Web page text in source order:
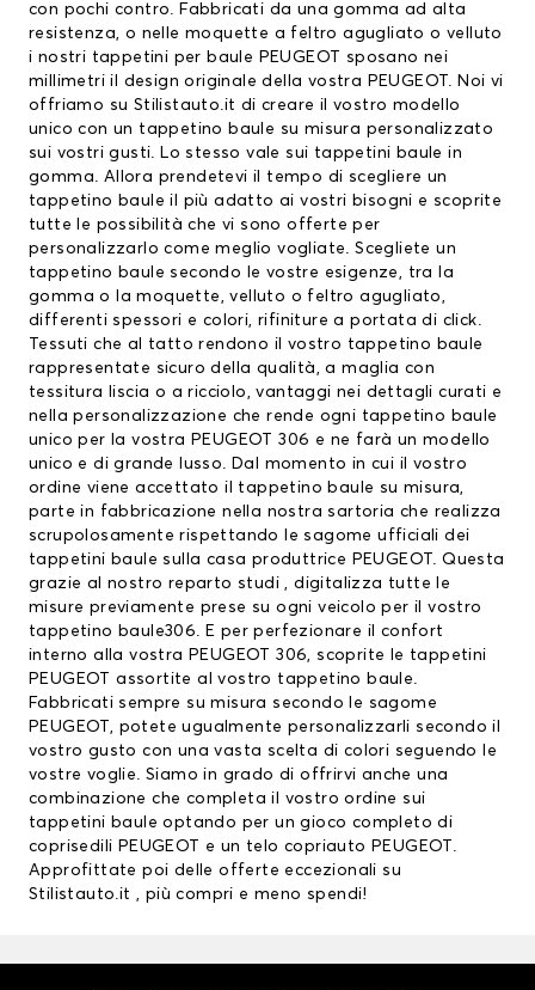
con pochi contro. Fabbricati da una gomma ad alta
resistenza, o nelle moquette a feltro agugliato o velluto
i nostri tappetini per baule PEUGEOT
sposano nei
millimetri il design originale della vostra PEUGEOT. Noi vi
offriamo su Stilistauto.it di creare il vostro modello
unico con un tappetino baule su misura personalizzato
sui vostri gusti. Lo stesso vale sui tappetini baule in
gomma. Allora prendetevi il tempo di scegliere un
tappetino baule il più adatto ai vostri bisogni e scoprite
tutte le possibilità che vi sono offerte per
personalizzarlo come meglio vogliate. Scegliete un
tappetino baule secondo le vostre esigenze, tra la
gomma o la moquette, velluto o feltro agugliato,
differenti spessori e colori, rifiniture a portata di click.
Tessuti che al tatto rendono il vostro tappetino baule
rappresentate sicuro della qualità, a maglia con
tessitura liscia o a ricciolo, vantaggi nei dettagli curati e
nella personalizzazione che rende ogni tappetino baule
unico per la vostra PEUGEOT 306 e ne farà un modello
unico e di grande lusso. Dal momento in cui il vostro
ordine viene accettato il tappetino baule su misura,
parte in fabbricazione nella nostra sartoria che realizza
scrupolosamente rispettando le sagome ufficiali dei
tappetini baule sulla casa produttrice PEUGEOT. Questa
grazie al nostro reparto studi , digitalizza tutte le
misure previamente prese su ogni veicolo per il vostro
tappetino baule306. E per perfezionare il confort
interno alla vostra PEUGEOT 306, scoprite le tappetini
PEUGEOTassortite al vostro tappetino baule.
Fabbricati sempre su misura secondo le sagome
PEUGEOT, potete ugualmente personalizzarli secondo il
vostro gusto con una vasta scelta di colori seguendo le
vostre voglie. Siamo in grado di offrirvi anche una
combinazione che completa il vostro ordine sui
tappetini baule optando per un gioco completo di
coprisedili PEUGEOT
e un telo copriauto PEUGEOT.
Approfittate poi delle offerte eccezionali su
Stilistauto.it , più compri e meno spendi!